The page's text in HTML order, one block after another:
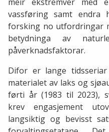
vassføring samt endra
forsking no utfordringar
betydninga av
påverknadsfaktorar.
Difor er lange
materialet av laks og
førti år (1983 til 2023),
krev engasjement
langsiktig og bevisst